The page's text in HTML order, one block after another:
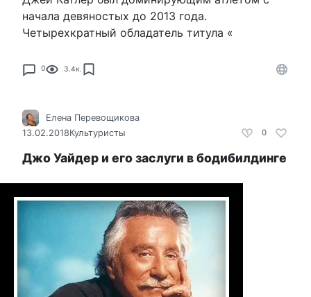
начала девяностых до 2013 года.
Четырехкратный обладатель титула «
0 3.4к.
0
Елена Перевощикова
13.02.2018Культуристы
Джо Уайдер и его заслуги в бодибилдинге